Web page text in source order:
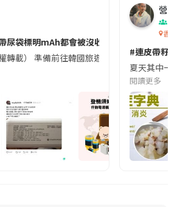
尿袋標明mAh都會被沒收😱出發前切記檢查
權轉載） 準備前往韓國旅遊的民眾，近期要
營養
香港
#連皮帶籽
夏天其中一
閱讀更多